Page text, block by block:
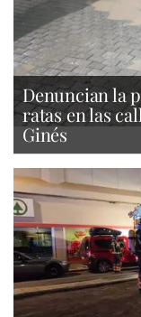
Denuncian la
ratas en las
Ginés